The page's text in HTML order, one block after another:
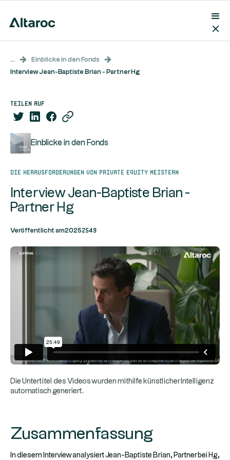
...
Einblicke in den Fonds
Interview Jean-Baptiste Brian - Partner Hg
teilen auf
Einblicke in den Fonds
Die Herausforderungen von Private Equity meistern
Interview Jean-Baptiste Brian -
Partner Hg
Veröffentlicht am20252549
Die Untertitel des Videos wurden mithilfe künstlicher Intelligenz
automatisch generiert.
Zusammenfassung
In diesem Interview analysiert Jean-Baptiste Brian, Partner bei Hg,